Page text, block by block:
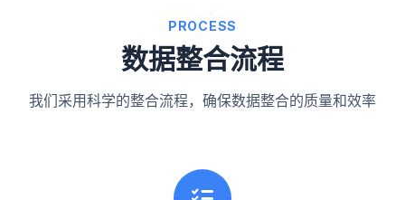
PROCESS
数据整合流程
我们采用科学的整合流程，确保数据整合的质量和效率